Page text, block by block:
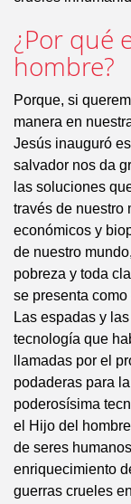
¿Por qué
hombre?
Porque, si
manera en
Jesús inauguró
salvador nos da
las soluciones
través de nuestro
económicos y
de nuestro
pobreza y toda
se presenta
Las espadas y
tecnología que
llamadas por el
podaderas para
poderosísima
el Hijo del
de seres
enriquecimiento
guerras crueles